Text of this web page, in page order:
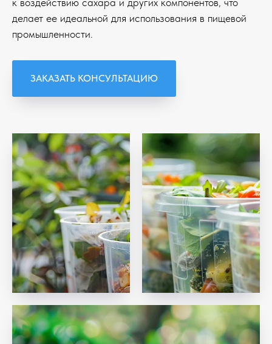
делает ее идеальной для использования в пищевой
промышленности.
ЗАКАЗАТЬ КОНСУЛЬТАЦИЮ